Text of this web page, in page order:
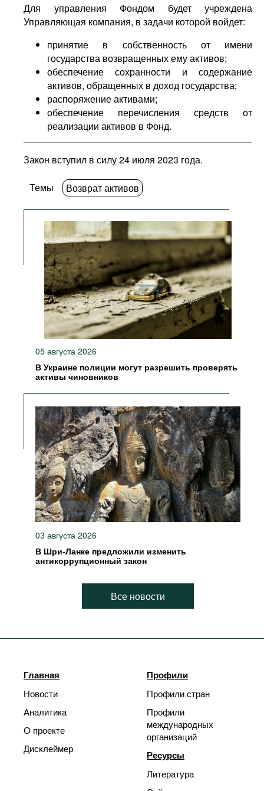
Для управления Фондом будет учреждена
Управляющая компания, в задачи которой войдет:
принятие в собственность от имени
государства возвращенных ему активов;
обеспечение сохранности и содержание
активов, обращенных в доход государства;
распоряжение активами;
обеспечение перечисления средств от
реализации активов в Фонд.
Закон вступил в силу 24 июля 2023 года.
Темы Возврат активов
05 августа 2026
В Украине полиции могут разрешить проверять
активы чиновников
03 августа 2026
В Шри-Ланке предложили изменить
антикоррупционный закон
Все новости
Главная
Новости
Аналитика
О проекте
Дисклеймер
Профили
Профили стран
Профили
международных
организаций
Ресурсы
Литература